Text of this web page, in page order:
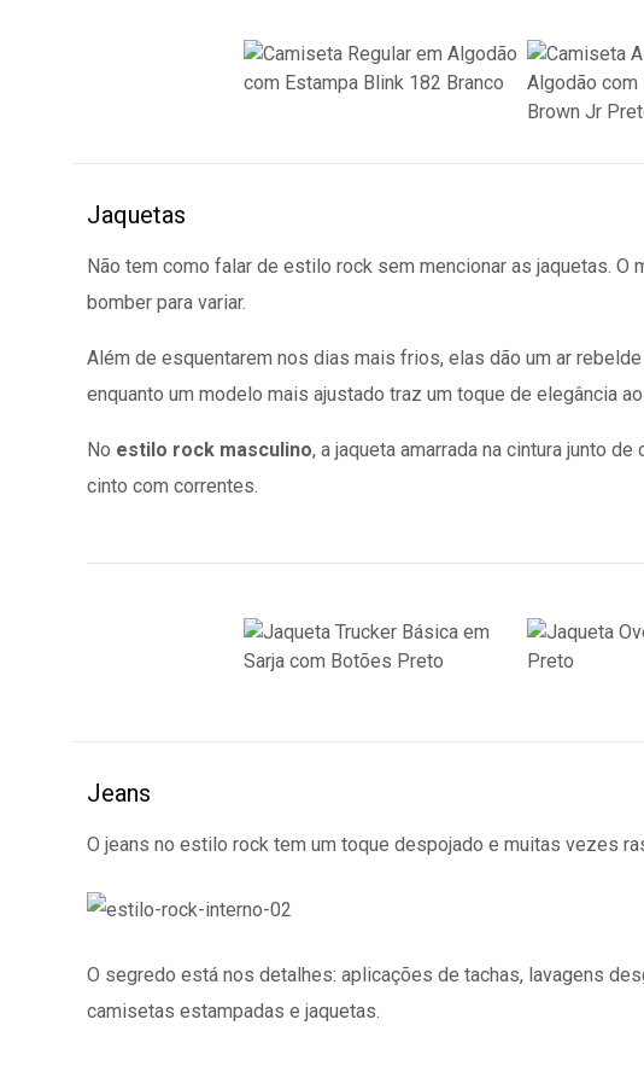
Jaquetas
Não tem como falar de estilo rock sem mencionar as jaquetas.
bomber para variar.
Além de esquentarem nos dias mais frios, elas dão um ar
enquanto um modelo mais ajustado traz um toque de elegância
No estilo rock masculino, a jaqueta amarrada na cintura junto
cinto com correntes.
Jeans
O jeans no estilo rock tem um toque despojado e muitas vezes
O segredo está nos detalhes: aplicações de tachas, lavagens
camisetas estampadas e jaquetas.